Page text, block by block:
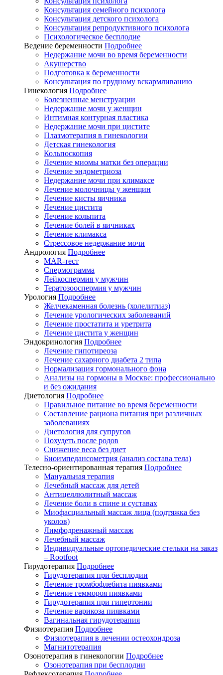
Консультация семейного психолога
Консультация детского психолога
Консультация репродуктивного психолога
Психологическое бесплодие
Ведение беременности Подробнее
Недержание мочи во время беременности
Акушерство
Подготовка к беременности
Консультация по грудному вскармливанию
Гинекология Подробнее
Болезненные менструации
Недержание мочи у женщин
Интимная контурная пластика
Недержание мочи при цистите
Плазмотерапия в гинекологии
Детская гинекология
Кольпоскопия
Лечение миомы матки без операции
Лечение эндометриоза
Недержание мочи при климаксе
Лечение молочницы у женщин
Лечение кисты яичника
Лечение цистита
Лечение кольпита
Лечение болей в яичниках
Лечение климакса
Стрессовое недержание мочи
Андрология Подробнее
MAR-тест
Спермограмма
Лейкоспермия у мужчин
Тератозооспермия у мужчин
Урология Подробнее
Желчекаменная болезнь (холелитиаз)
Лечение урологических заболеваний
Лечение простатита и уретрита
Лечение цистита у женщин
Эндокринология Подробнее
Лечение гипотиреоза
Лечение сахарного диабета 2 типа
Нормализация гормонального фона
Анализы на гормоны в Москве: профессионально
и без ожидания
Диетология Подробнее
Правильное питание во время беременности
Составление рациона питания при различных
заболеваниях
Диетология для супругов
Похудеть после родов
Снижение веса без диет
Биоимпедансометрия (анализ состава тела)
Телесно-ориентированная терапия Подробнее
Мануальная терапия
Лечебный массаж для детей
Антицеллюлитный массаж
Лечение боли в спине и суставах
Миофасциальный массаж лица (подтяжка без
уколов)
Лимфодренажный массаж
Лечебный массаж
Индивидуальные ортопедические стельки на заказ
– Rootfoot
Гирудотерапия Подробнее
Гирудотерапия при бесплодии
Лечение тромбофлебита пиявками
Лечение геммороя пиявками
Гирудотерапия при гипертонии
Лечение варикоза пиявками
Вагинальная гирудотерапия
Физиотерапия Подробнее
Физиотерапия в лечении остеохондроза
Магнитотерапия
Озонотерапия в гинекологии Подробнее
Озонотерапия при бесплодии